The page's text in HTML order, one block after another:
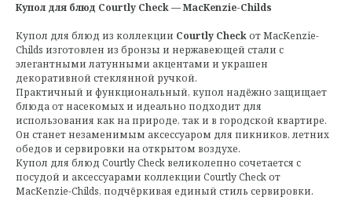
Купол для блюд Courtly Check — MacKenzie-Childs
Купол для блюд из коллекции Courtly Checkот MacKenzie-
Childs изготовлен из бронзы и нержавеющей стали с
элегантными латунными акцентами и украшен
декоративной стеклянной ручкой.
Практичный и функциональный, купол надёжно защищает
блюда от насекомых и идеально подходит для
использования как на природе, так и в городской квартире.
Он станет незаменимым аксессуаром для пикников, летних
обедов и сервировки на открытом воздухе.
Купол для блюд Courtly Check великолепно сочетается с
посудой и аксессуарами коллекции Courtly Check от
MacKenzie-Childs, подчёркивая единый стиль сервировки.